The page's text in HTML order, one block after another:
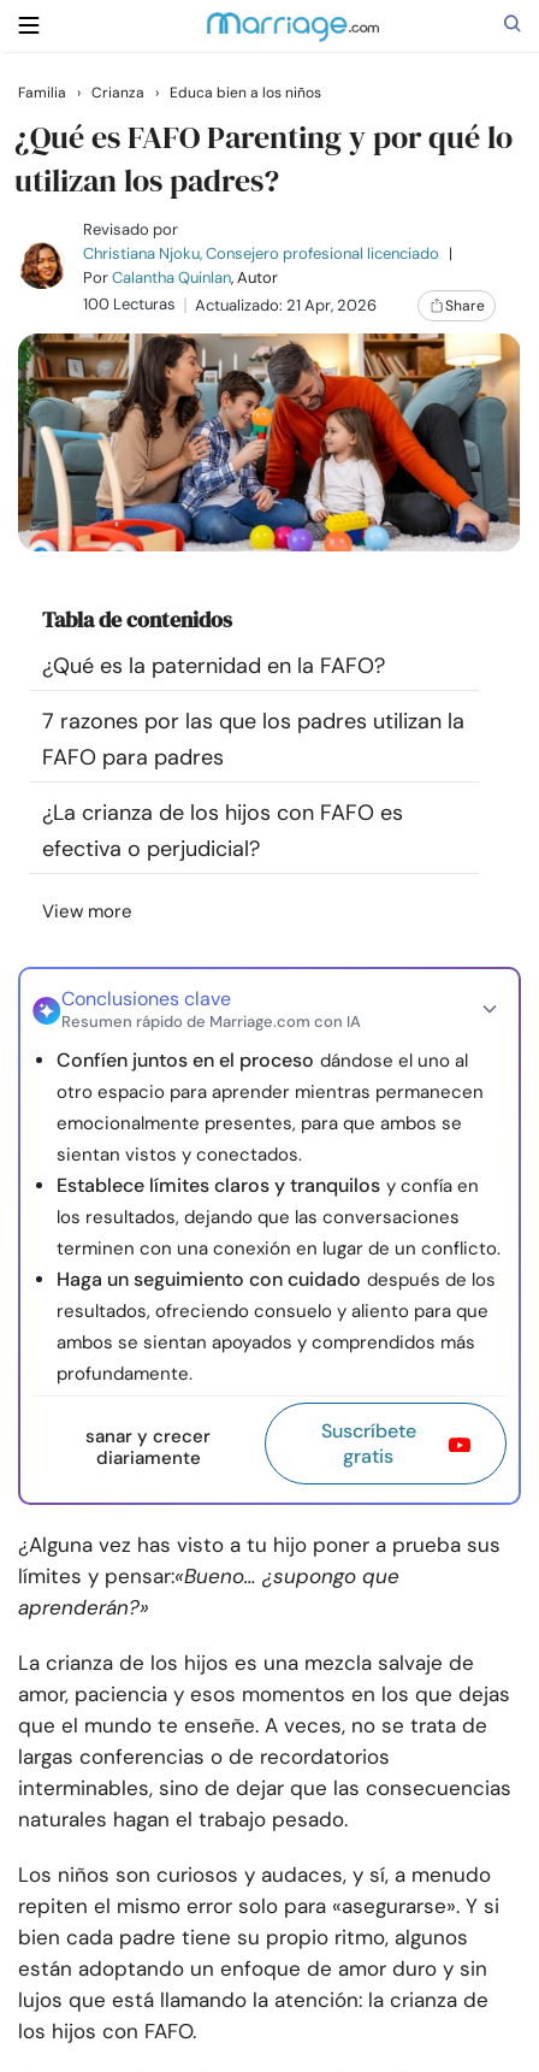
Buscar
Casarse
Relaciones
Familia
Ayuda
Cursos
Comunidad
Encuentra un terapeuta
Idioma
Sobre nosotros Contáctanos Escríbenos
Publicidad con
nosotros
Familia › Crianza › Educa bien a los niños
¿Qué es FAFO Parenting y por qué lo
utilizan los padres?
Revisado por
Christiana Njoku, Consejero profesional licenciado |
PorCalantha Quinlan, Autor
100 Lecturas
Actualizado: 21 Apr, 2026 Share
Tabla de contenidos
¿Qué es la paternidad en la FAFO?
7 razones por las que los padres utilizan la
FAFO para padres
¿La crianza de los hijos con FAFO es
efectiva o perjudicial?
View more
Conclusiones clave
Resumen rápido de Marriage.com con IA
Confíen juntos en el proceso dándose el uno al
otro espacio para aprender mientras permanecen
emocionalmente presentes, para que ambos se
sientan vistos y conectados.
Establece límites claros y tranquilos y confía en
los resultados, dejando que las conversaciones
terminen con una conexión en lugar de un conflicto.
Haga un seguimiento con cuidado después de los
resultados, ofreciendo consuelo y aliento para que
ambos se sientan apoyados y comprendidos más
profundamente.
sanar y crecer
diariamente
Suscríbete
gratis
¿Alguna vez has visto a tu hijo poner a prueba sus
límites y pensar:«Bueno… ¿supongo que
aprenderán?»
La crianza de los hijos es una mezcla salvaje de
amor, paciencia y esos momentos en los que dejas
que el mundo te enseñe. A veces, no se trata de
largas conferencias o de recordatorios
interminables, sino de dejar que las consecuencias
naturales hagan el trabajo pesado.
Los niños son curiosos y audaces, y sí, a menudo
repiten el mismo error solo para «asegurarse». Y si
bien cada padre tiene su propio ritmo, algunos
están adoptando un enfoque de amor duro y sin
lujos que está llamando la atención: la crianza de
los hijos con FAFO.